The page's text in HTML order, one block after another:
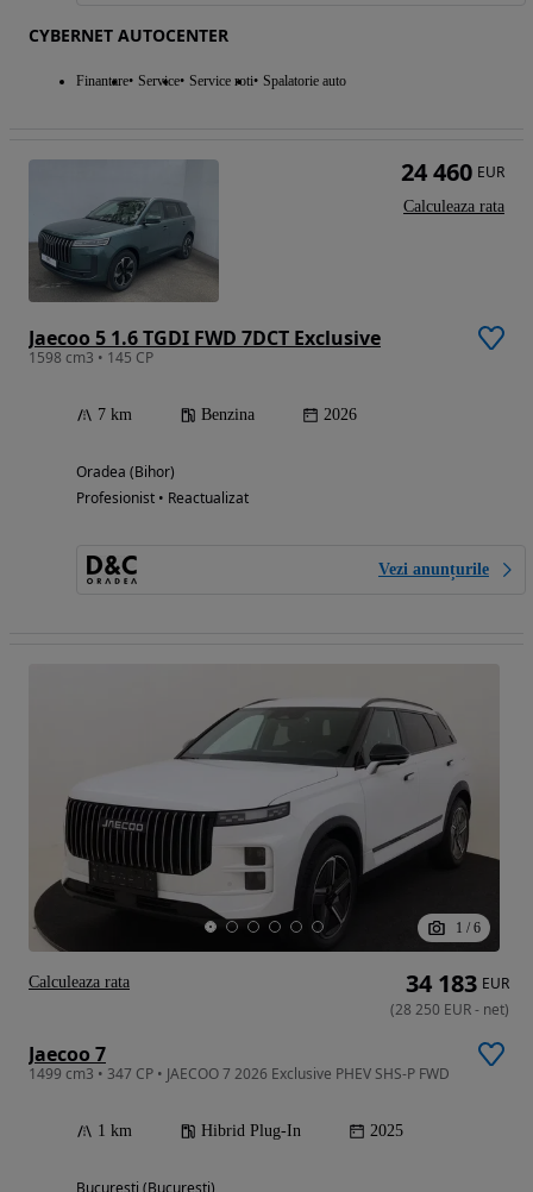
CYBERNET AUTOCENTER
Finantare Service Service roti Spalatorie auto
Jaecoo 5 1.6 TGDI FWD 7DCT Exclusive
1598 cm3 • 145 CP
7 km Benzina 2026
Oradea (Bihor)
Profesionist • Reactualizat
Vezi anunțurile
24 460 EUR
Calculeaza rata
1 / 6
Jaecoo 7
1499 cm3 • 347 CP • JAECOO 7 2026 Exclusive PHEV SHS-P FWD
1 km Hibrid Plug-In 2025
34 183 EUR
(28 250 EUR- net)
Calculeaza rata